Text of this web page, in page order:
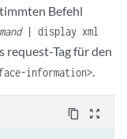
Befehl
| display xml
request-Tag für den
information>.
content_copy zoom_out_map